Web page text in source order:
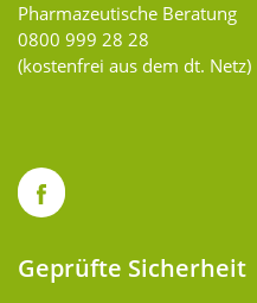
Pharmazeutische Beratung
0800 999 28 28
(kostenfrei aus dem dt. Netz)
Geprüfte Sicherheit